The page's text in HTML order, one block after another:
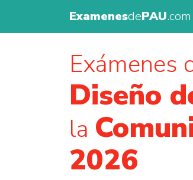
ExamenesdePAU.com
Exámenes
Diseño
la
2026